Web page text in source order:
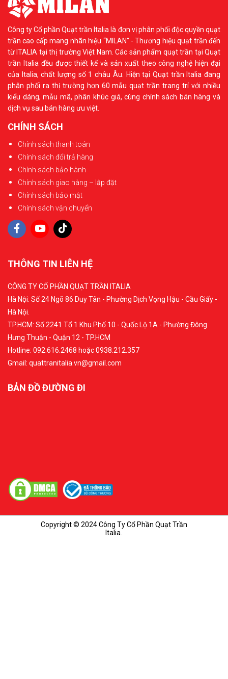
Công ty Cổ phần Quạt trần Italia là đơn vị phân phối độc quyền quạt
trần cao cấp mang nhãn hiệu “MILAN” - Thương hiệu quạt trần đến
từ ITALIA tại thị trường Việt Nam. Các sản phẩm quạt trần tại Quạt
trần Italia đều được thiết kế và sản xuất theo công nghệ hiện đại
của Italia, chất lượng số 1 châu Âu. Hiện tại Quạt trần Italia đang
phân phối ra thị trường hơn 60 mẫu quạt trần trang trí với nhiều
kiểu dáng, mẫu mã, phân khúc giá, cùng chính sách bán hàng và
dịch vụ sau bán hàng ưu việt.
CHÍNH SÁCH
Chính sách thanh toán
Chính sách đổi trả hàng
Chính sách bảo hành
Chính sách giao hàng – lắp đặt
Chính sách bảo mật
Chính sách vận chuyển
THÔNG TIN LIÊN HỆ
CÔNG TY CỔ PHẦN QUẠT TRẦN ITALIA
Hà Nội: Số 24 Ngõ 86 Duy Tân - Phường Dịch Vọng Hậu - Cầu Giấy -
Hà Nội.
TP.HCM: Số 2241 Tổ 1 Khu Phố 10 - Quốc Lộ 1A - Phường Đông
Hưng Thuận - Quận 12 - TP.HCM
Hotline: 092.616.2468 hoặc 0938.212.357
Gmail: quattranitalia.vn@gmail.com
BẢN ĐỒ ĐƯỜNG ĐI
Copyright © 2024 Công Ty Cổ Phần Quạt Trần
Italia.